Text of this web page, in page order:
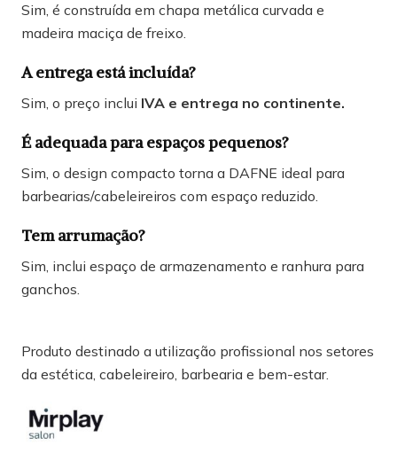
Sim, é construída em chapa metálica curvada e
madeira maciça de freixo.
A entrega está incluída?
Sim, o preço inclui IVA e entrega no continente.
É adequada para espaços pequenos?
Sim, o design compacto torna a DAFNE ideal para
barbearias/cabeleireiros com espaço reduzido.
Tem arrumação?
Sim, inclui espaço de armazenamento e ranhura para
ganchos.
Produto destinado a utilização profissional nos setores
da estética, cabeleireiro, barbearia e bem-estar.